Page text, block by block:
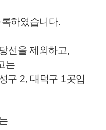
하였습니다.
선을 제외하고,
는
구 2, 대덕구 1곳입